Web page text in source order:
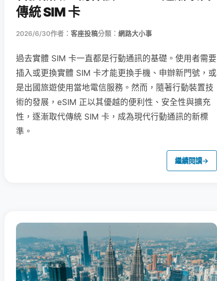
傳統 SIM 卡
2026/6/30作者： 客座投稿分類： 網路大小事
過去實體 SIM 卡一直都是行動通訊的基礎。使用者需要
插入或更換實體 SIM 卡才能更換手機、申辦新門號，或
是出國旅遊使用當地電信服務。然而，隨著行動裝置技
術的發展，eSIM 正以其優越的便利性、安全性與擴充
性，逐漸取代傳統 SIM 卡，成為現代行動通訊的新標
準。
繼續閱讀→